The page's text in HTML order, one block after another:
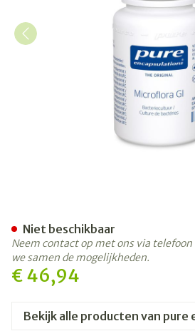
€ 46,94
Niet beschikbaar
Neem contact op met ons via
we samen de mogelijkheden.
Bekijk alle producten van pure